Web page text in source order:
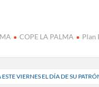
COPE LA PALMA Plan
VIERNES EL DÍA DE SU